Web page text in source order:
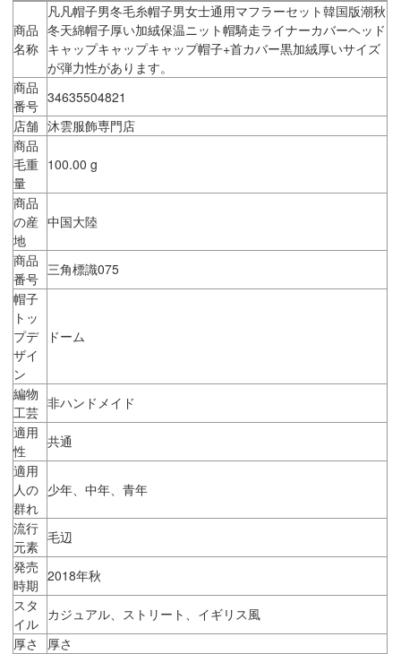
商品
名称
凡凡帽子男冬毛糸帽子男女士通用マフラーセット韓国版潮秋
冬天綿帽子厚い加絨保温ニット帽騎走ライナーカバーヘッド
キャップキャップキャップ帽子+首カバー黒加絨厚いサイズ
が弾力性があります。
商品
番号 34635504821
店舗 沐雲服飾専門店
商品
毛重
量
100.00 g
商品
の産
地
中国大陸
商品
番号
三角標識075
帽子
トッ
プデ
ザイ
ン
ドーム
編物
工芸
非ハンドメイド
適用
性
共通
適用
人の
群れ
少年、中年、青年
流行
元素
毛辺
発売
時期
2018年秋
スタ
イル
カジュアル、ストリート、イギリス風
厚さ
厚さ